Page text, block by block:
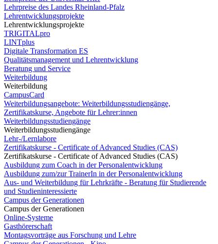
Lehrpreise des Landes Rheinland-Pfalz
Lehrentwicklungsprojekte
Lehrentwicklungsprojekte
TRIGITALpro
LINTplus
Digitale Transformation ES
Qualitätsmanagement und Lehrentwicklung
Beratung und Service
Weiterbildung
Weiterbildung
CampusCard
Weiterbildungsangebote: Weiterbildungsstudiengänge,
Zertifikatskurse, Angebote für Lehrer:innen
Weiterbildungsstudiengänge
Weiterbildungsstudiengänge
Lehr-/Lernlabore
Zertifikatskurse - Certificate of Advanced Studies (CAS)
Zertifikatskurse - Certificate of Advanced Studies (CAS)
Ausbildung zum Coach in der Personalentwicklung
Ausbildung zum/zur TrainerIn in der Personalentwicklung
Aus- und Weiterbildung für Lehrkräfte - Beratung für Studierende
und Studieninteressierte
Campus der Generationen
Campus der Generationen
Online-Systeme
Gasthörerschaft
Montagsvorträge aus Forschung und Lehre